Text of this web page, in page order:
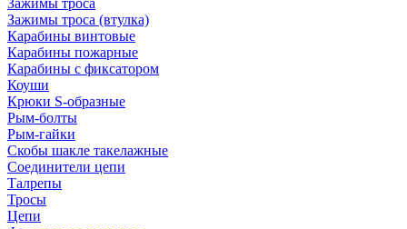
Зажимы троса
Зажимы троса (втулка)
Карабины винтовые
Карабины пожарные
Карабины с фиксатором
Коуши
Крюки S-образные
Рым-болты
Рым-гайки
Скобы шакле такелажные
Соединители цепи
Талрепы
Тросы
Цепи